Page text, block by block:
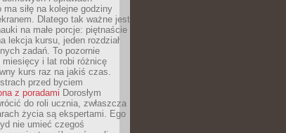
ma siłę na kolejne godziny
Dlatego tak ważne jest
na małe porcje: piętnaście
lekcja kursu, jeden rozdział
zadań. To pozornie
miesięcy i lat robi różnicę
kurs raz na jakiś czas.
przed byciem
z poradami Dorosłym
do roli ucznia, zwłaszcza
życia są ekspertami. Ego
nie umieć czegoś